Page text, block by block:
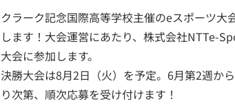
クラーク記念国際高等学校主催のeスポーツ
します！大会運営にあたり、株式会社NTTe-
大会に参加します。
決勝大会は8月2日（火）を予定。6月第2週か
り次第、順次応募を受け付けます！